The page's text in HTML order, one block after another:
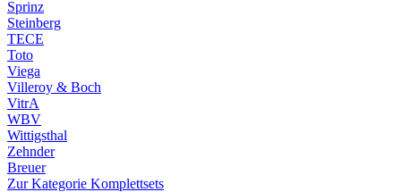
Sprinz
Steinberg
TECE
Toto
Viega
Villeroy & Boch
VitrA
WBV
Wittigsthal
Zehnder
Breuer
Zur Kategorie Komplettsets